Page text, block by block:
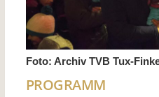
Foto: Archiv TVB Tux-
PROGRAMM